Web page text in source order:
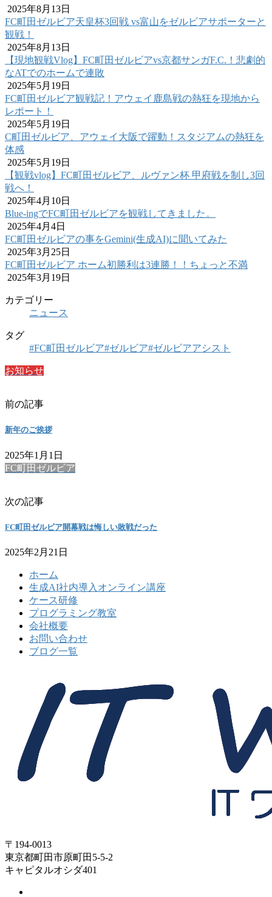
2025年8月13日
FC町田ゼルビア天皇杯3回戦 vs富山をゼルビアサポーターと
観戦！
2025年8月13日
【現地観戦Vlog】FC町田ゼルビアvs京都サンガF.C.！悲劇的
なATでのホームで連敗
2025年5月19日
FC町田ゼルビア観戦記！アウェイ鹿島戦の熱狂を現地から
レポート！
2025年5月19日
C町田ゼルビア、アウェイ大阪で躍動！スタジアムの熱狂を
体感
2025年5月19日
【観戦vlog】FC町田ゼルビア、ルヴァン杯 甲府戦を制し3回
戦へ！
2025年4月10日
Blue-ingでFC町田ゼルビアを観戦してきました。
2025年4月4日
FC町田ゼルビアの事をGemini(生成AI)に聞いてみた
2025年3月25日
FC町田ゼルビア ホーム初勝利は3連勝！！ちょっと不満
2025年3月19日
カテゴリー
ニュース
タグ
#FC町田ゼルビア#ゼルビア#ゼルビアアシスト
お知らせ
前の記事
新年のご挨拶
2025年1月1日
FC町田ゼルビア
次の記事
FC町田ゼルビア開幕戦は悔しい敗戦だった
2025年2月21日
ホーム
生成AI社内導入オンライン講座
ケース研修
プログラミング教室
会社概要
お問い合わせ
ブログ一覧
〒194-0013
東京都町田市原町田5-5-2
キャピタルオシダ401